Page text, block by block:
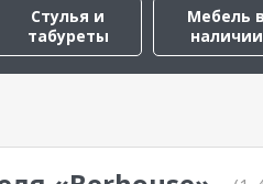
Стулья и
табуреты
Мебель в
наличии